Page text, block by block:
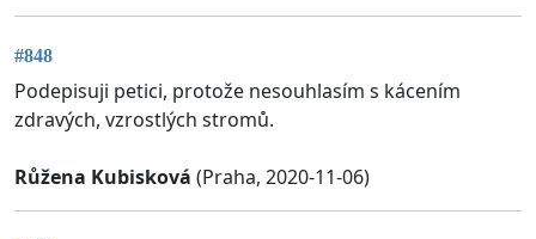
#848
Podepisuji petici, protože nesouhlasím s kácením
zdravých, vzrostlých stromů.
Růžena Kubisková (Praha, 2020-11-06)